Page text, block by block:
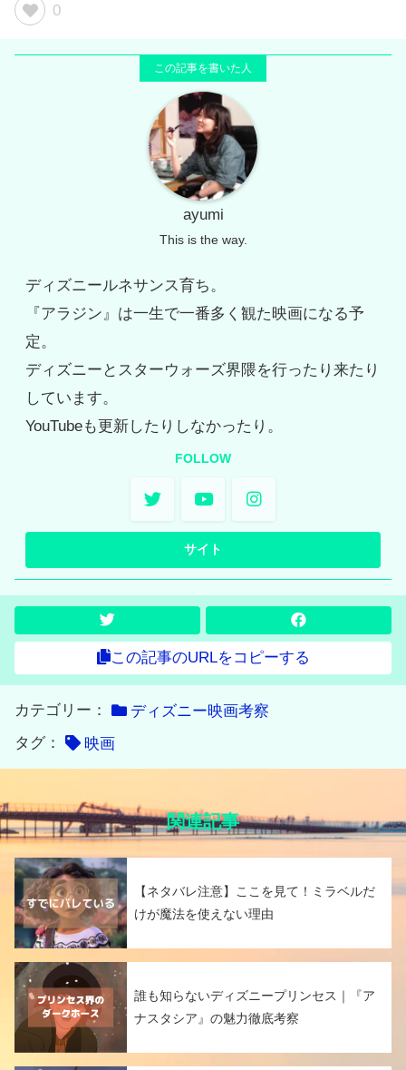
0
ayumi
This is the way.
ディズニールネサンス育ち。
『アラジン』は一生で一番多く観た映画になる予
定。
ディズニーとスターウォーズ界隈を行ったり来たり
しています。
YouTubeも更新したりしなかったり。
FOLLOW
この記事のURLをコピーする
カテゴリー：
ディズニー映画考察
タグ：
映画
関連記事
【ネタバレ注意】ここを見て！ミラベルだ
けが魔法を使えない理由
誰も知らないディズニープリンセス｜『ア
ナスタシア』の魅力徹底考察